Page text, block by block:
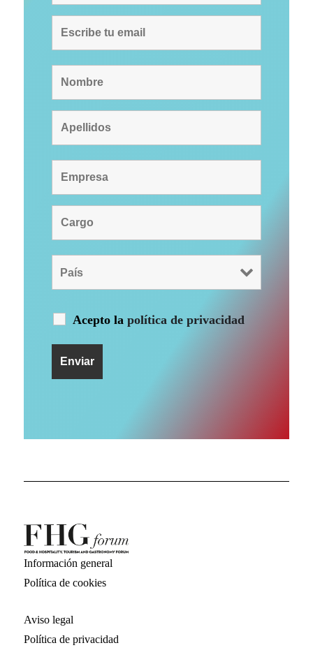
Acepto lapolítica de privacidad
Información general
Política de cookies
Aviso legal
Política de privacidad